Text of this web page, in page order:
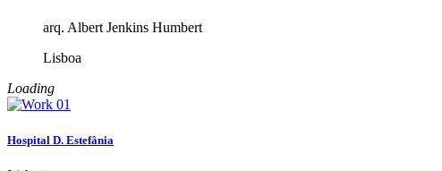
arq. Albert Jenkins Humbert
Lisboa
Loading
Hospital D. Estefânia